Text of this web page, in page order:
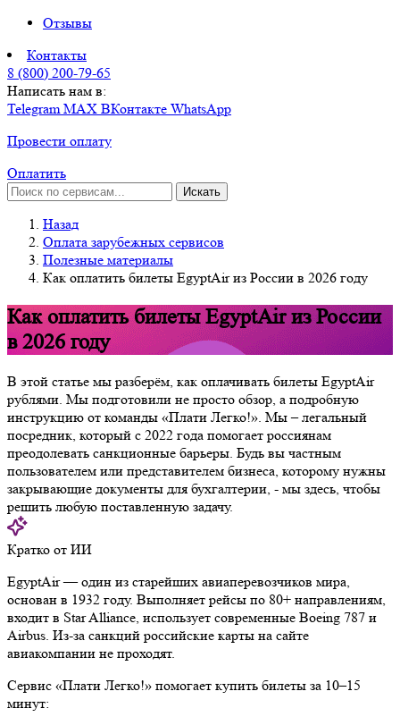
Отзывы
Контакты
8 (800) 200-79-65
Написать нам в:
TelegramMAX ВКонтакте WhatsApp
Провести оплату
Оплатить
Искать
Назад
Оплата зарубежных сервисов
Полезные материалы
Как оплатить билеты EgyptAir из России в 2026 году
Как оплатить билеты EgyptAir из России
в 2026 году
В этой статье мы разберём, как оплачивать билеты EgyptAir
рублями. Мы подготовили не просто обзор, а подробную
инструкцию от команды «Плати Легко!». Мы – легальный
посредник, который с 2022 года помогает россиянам
преодолевать санкционные барьеры. Будь вы частным
пользователем или представителем бизнеса, которому нужны
закрывающие документы для бухгалтерии, - мы здесь, чтобы
решить любую поставленную задачу.
Кратко от ИИ
EgyptAir — один из старейших авиаперевозчиков мира,
основан в 1932 году. Выполняет рейсы по 80+ направлениям,
входит в Star Alliance, использует современные Boeing 787 и
Airbus. Из-за санкций российские карты на сайте
авиакомпании не проходят.
Сервис «Плати Легко!» помогает купить билеты за 10–15
минут: